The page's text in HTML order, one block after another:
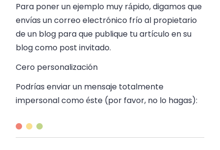
Para poner un ejemplo muy rápido, digamos que
envías un correo electrónico frío al propietario
de un blog para que publique tu artículo en su
blog como post invitado.
Cero personalización
Podrías enviar un mensaje totalmente
impersonal como éste (por favor, no lo hagas):